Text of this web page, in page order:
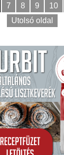
7 8 9 10
Utolsó oldal